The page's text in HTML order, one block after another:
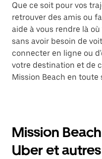
Que ce soit pour vos
retrouver des amis ou
aide à vous rendre là
sans avoir besoin de
connecter en ligne ou
votre destination et de
Mission Beach en toute
Mission
Uber et